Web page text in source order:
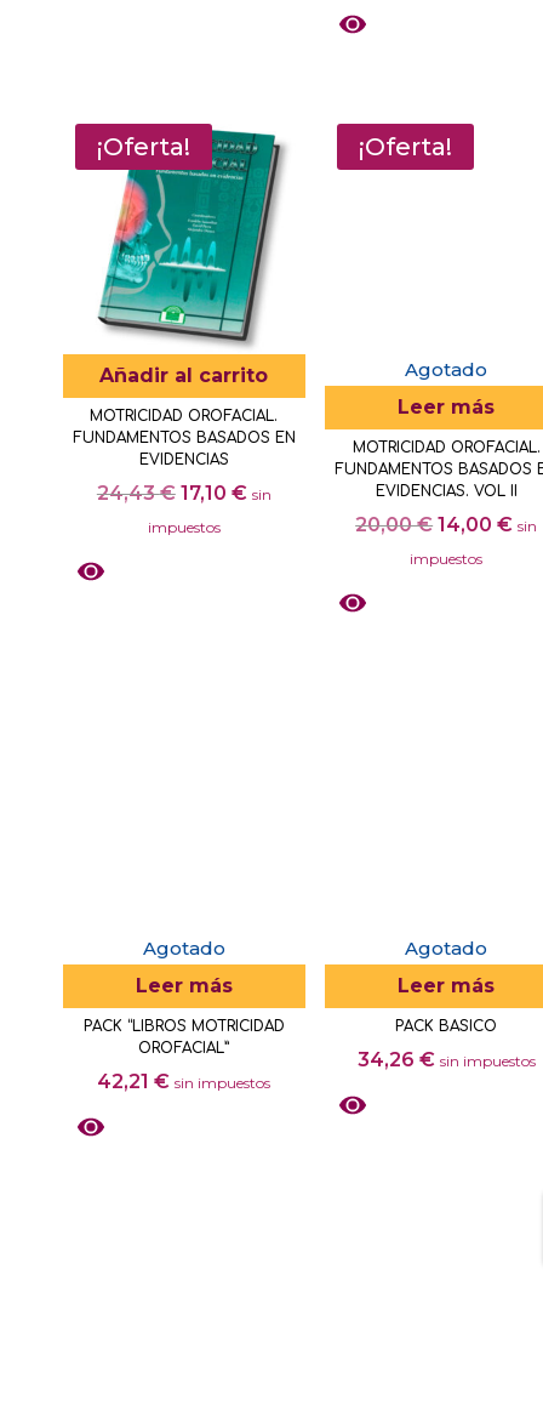
¡Oferta!
Añadir al carrito
MOTRICIDAD OROFACIAL.
FUNDAMENTOS BASADOS EN
EVIDENCIAS
24,43€ El
precio
17,10 €Elsin
impuestos
¡Oferta!
Agotado
Leer más
MOTRICIDAD OROFACIAL.
FUNDAMENTOS BASADOS
EVIDENCIAS. VOL II
20,00€ El
precio
14,00€Elsin
impuestos
Agotado
Leer más
PACK “LIBROS MOTRICIDAD
OROFACIAL”
42,21€ sin impuestos
Agotado
Leer más
PACK BASICO
34,26 € sin impuestos